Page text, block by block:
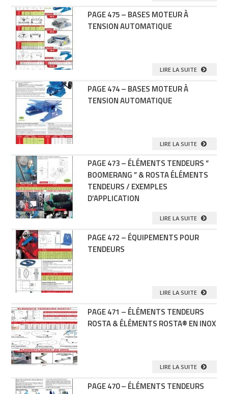
PAGE 475 – BASES MOTEUR À
TENSION AUTOMATIQUE
LIRE LA SUITE
PAGE 474 – BASES MOTEUR À
TENSION AUTOMATIQUE
LIRE LA SUITE
PAGE 473 – ÉLÉMENTS TENDEURS “
BOOMERANG ” & ROSTA ÉLÉMENTS
TENDEURS / EXEMPLES
D’APPLICATION
LIRE LA SUITE
PAGE 472 – ÉQUIPEMENTS POUR
TENDEURS
LIRE LA SUITE
PAGE 471 – ÉLÉMENTS TENDEURS
ROSTA & ÉLÉMENTS ROSTA® EN INOX
LIRE LA SUITE
PAGE 470 – ÉLÉMENTS TENDEURS